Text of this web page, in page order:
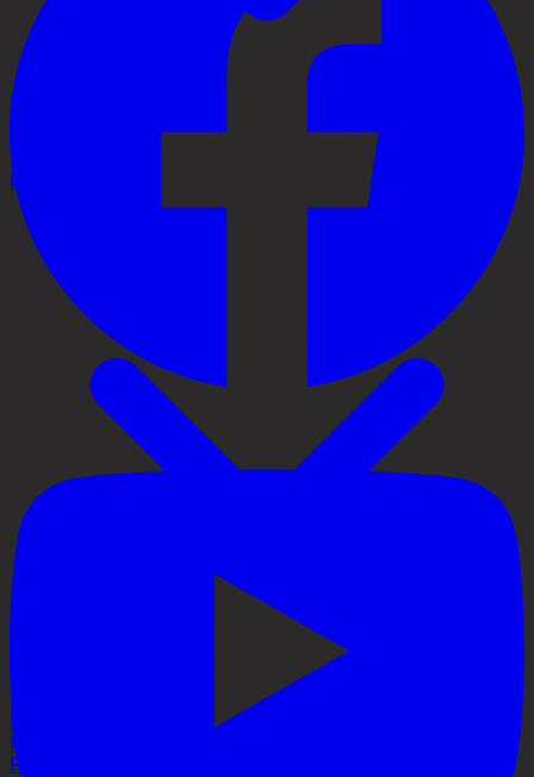
Behandlingar
Håravfall
Process